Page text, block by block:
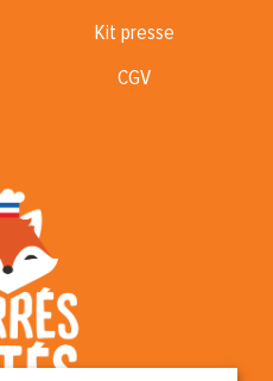
Kit presse
CGV